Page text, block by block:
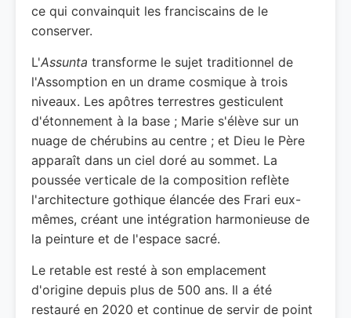
ce qui convainquit les franciscains de le
conserver.
L'Assunta transforme le sujet traditionnel de
l'Assomption en un drame cosmique à trois
niveaux. Les apôtres terrestres gesticulent
d'étonnement à la base ; Marie s'élève sur un
nuage de chérubins au centre ; et Dieu le Père
apparaît dans un ciel doré au sommet. La
poussée verticale de la composition reflète
l'architecture gothique élancée des Frari eux-
mêmes, créant une intégration harmonieuse de
la peinture et de l'espace sacré.
Le retable est resté à son emplacement
d'origine depuis plus de 500 ans. Il a été
restauré en 2020 et continue de servir de point